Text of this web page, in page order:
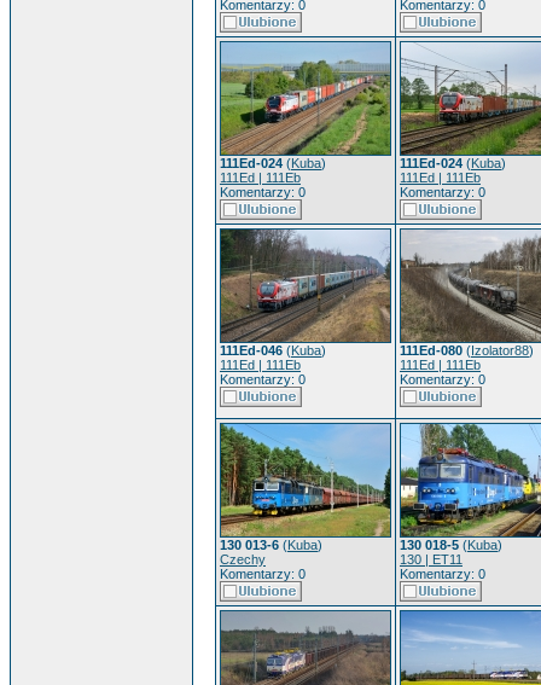
Komentarzy: 0
Komentarzy: 0
111Ed-024 (Kuba)
111Ed | 111Eb
Komentarzy: 0
111Ed-024 (Kuba)
111Ed | 111Eb
Komentarzy: 0
111Ed-046 (Kuba)
111Ed | 111Eb
Komentarzy: 0
111Ed-080 (Izolator88)
111Ed | 111Eb
Komentarzy: 0
130 013-6 (Kuba)
Czechy
Komentarzy: 0
130 018-5 (Kuba)
130 | ET11
Komentarzy: 0